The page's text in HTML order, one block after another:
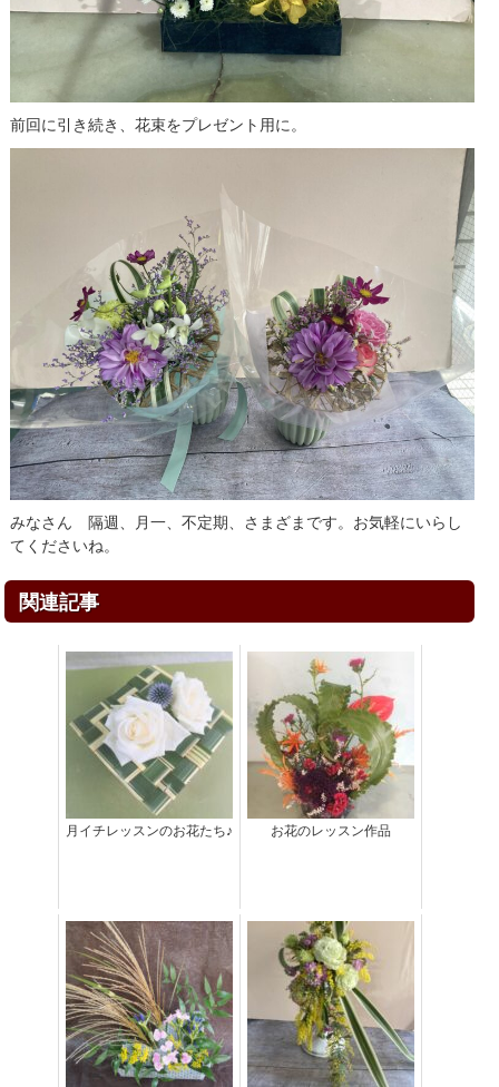
前回に引き続き、花束をプレゼント用に。
みなさん 隔週、月一、不定期、さまざまです。お気軽にいらし
てくださいね。
関連記事
月イチレッスンのお花たち♪ お花のレッスン作品